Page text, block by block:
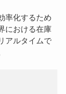
率化するため
における在庫
アルタイムで